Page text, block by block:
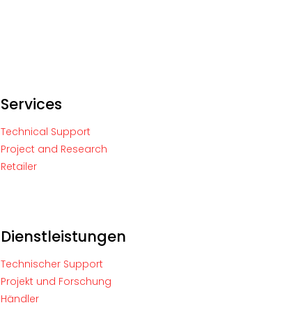
Services
Technical Support
Project and Research
Retailer
Dienstleistungen
Technischer Support
Projekt und Forschung
Händler